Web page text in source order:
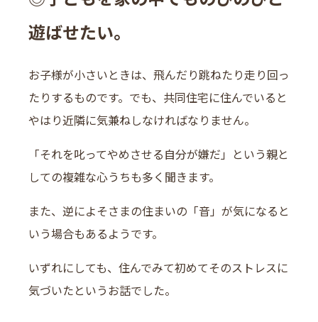
遊ばせたい。
お子様が小さいときは、飛んだり跳ねたり走り回っ
たりするものです。でも、共同住宅に住んでいると
やはり近隣に気兼ねしなければなりません。
「それを叱ってやめさせる自分が嫌だ」という親と
しての複雑な心うちも多く聞きます。
また、逆によそさまの住まいの「音」が気になると
いう場合もあるようです。
いずれにしても、住んでみて初めてそのストレスに
気づいたというお話でした。